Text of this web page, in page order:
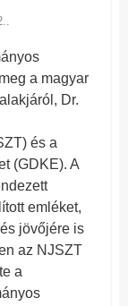
a magyar
Dr.
és a
(GDKE). A
emléket,
jövőjére is
az NJSZT
a